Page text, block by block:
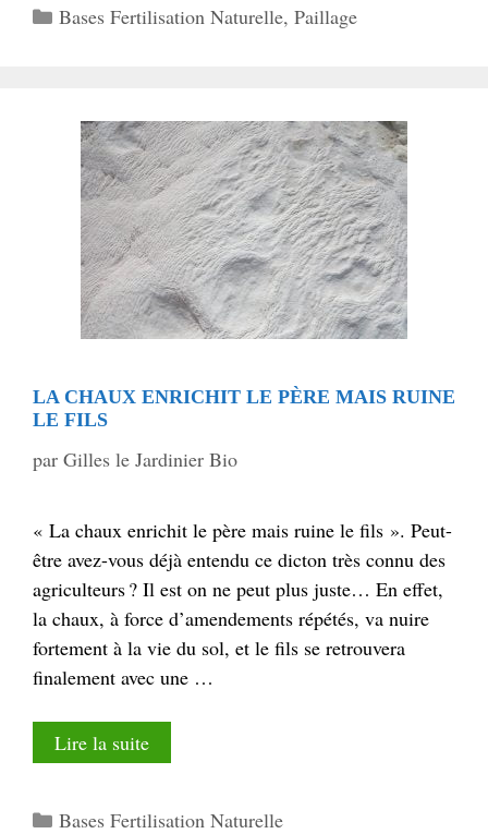
Catégories
Bases Fertilisation Naturelle, Paillage
LA CHAUX ENRICHIT LE PÈRE MAIS RUINE
LE FILS
par Gilles le Jardinier Bio
« La chaux enrichit le père mais ruine le fils ». Peut-
être avez-vous déjà entendu ce dicton très connu des
agriculteurs ? Il est on ne peut plus juste… En effet,
la chaux, à force d’amendements répétés, va nuire
fortement à la vie du sol, et le fils se retrouvera
finalement avec une …
Lire la suite
Catégories
Bases Fertilisation Naturelle